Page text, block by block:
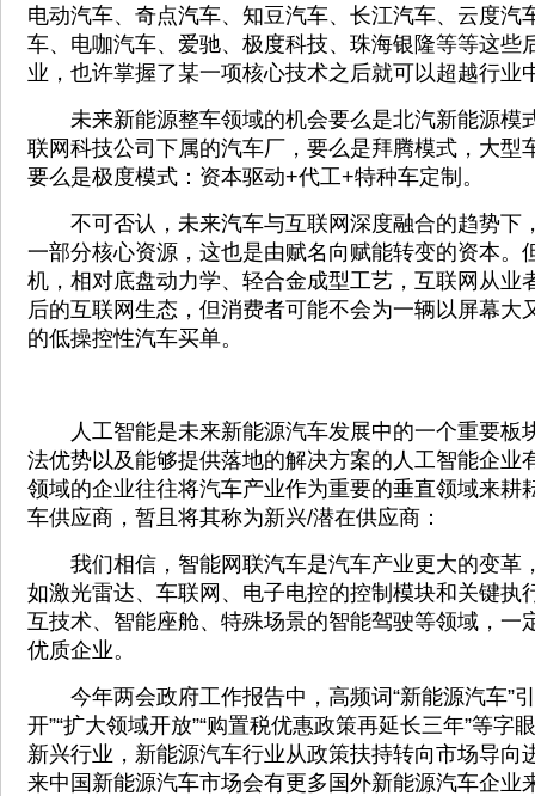
电动汽车、奇点汽车、知豆汽车、长江汽车、云度汽
车、电咖汽车、爱驰、极度科技、珠海银隆等等这些
业，也许掌握了某一项核心技术之后就可以超越行业
未来新能源整车领域的机会要么是北汽新能源模
联网科技公司下属的汽车厂，要么是拜腾模式，大型
要么是极度模式：资本驱动+代工+特种车定制。
不可否认，未来汽车与互联网深度融合的趋势下
一部分核心资源，这也是由赋名向赋能转变的资本。
机，相对底盘动力学、轻合金成型工艺，互联网从业
后的互联网生态，但消费者可能不会为一辆以屏幕大
的低操控性汽车买单。
人工智能是未来新能源汽车发展中的一个重要板
法优势以及能够提供落地的解决方案的人工智能企业
领域的企业往往将汽车产业作为重要的垂直领域来耕
车供应商，暂且将其称为新兴/潜在供应商：
我们相信，智能网联汽车是汽车产业更大的变革
如激光雷达、车联网、电子电控的控制模块和关键执
互技术、智能座舱、特殊场景的智能驾驶等领域，一
优质企业。
今年两会政府工作报告中，高频词“新能源汽车”引
开”“扩大领域开放”“购置税优惠政策再延长三年”等字
新兴行业，新能源汽车行业从政策扶持转向市场导向
来中国新能源汽车市场会有更多国外新能源汽车企业